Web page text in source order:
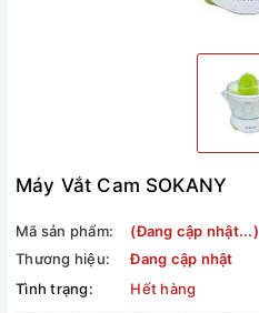
Máy Vắt Cam SOKANY
Mã sản phẩm:
(Đang cập nhật...)
Thương hiệu:
Đang cập nhật
Tình trạng:
Hết hàng